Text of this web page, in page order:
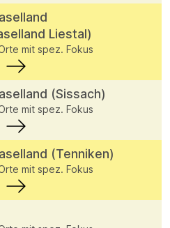
Liestal)
mit spez. Fokus
(Sissach)
mit spez. Fokus
(Tenniken)
mit spez. Fokus